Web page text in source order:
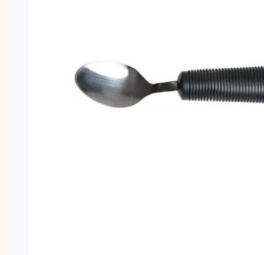
tuotteen
sivulla.